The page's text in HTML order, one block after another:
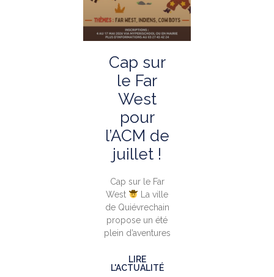
Cap sur
le Far
West
pour
l’ACM de
juillet !
Cap sur le Far
West
La ville
de Quiévrechain
propose un été
plein d’aventures
LIRE
L'ACTUALITÉ